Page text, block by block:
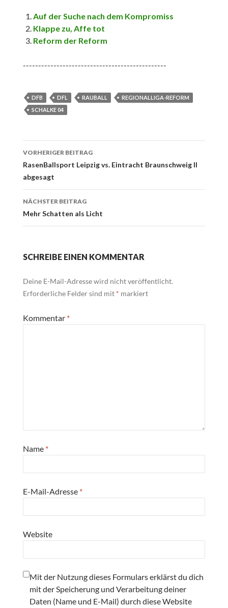
Auf der Suche nach dem Kompromiss
Klappe zu, Affe tot
Reform der Reform
-----------------------------------------------
DFB DFL RAUBALL
REGIONALLIGA-REFORM
SCHALKE 04
Beitrags-
Navigation
VORHERIGER BEITRAG
RasenBallsport Leipzig vs. Eintracht Braunschweig II
abgesagt
NÄCHSTER BEITRAG
Mehr Schatten als Licht
SCHREIBE EINEN KOMMENTAR
Deine E-Mail-Adresse wird nicht veröffentlicht.
Erforderliche Felder sind mit * markiert
Kommentar *
Name *
E-Mail-Adresse *
Website
Mit der Nutzung dieses Formulars erklärst du dich
mit der Speicherung und Verarbeitung deiner
Daten (Name und E-Mail) durch diese Website